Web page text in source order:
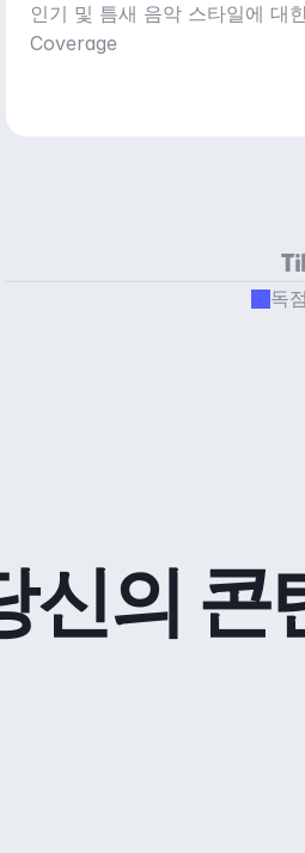
인기 및 틈새 음악 스타일에 대
Coverage
독
신의 콘